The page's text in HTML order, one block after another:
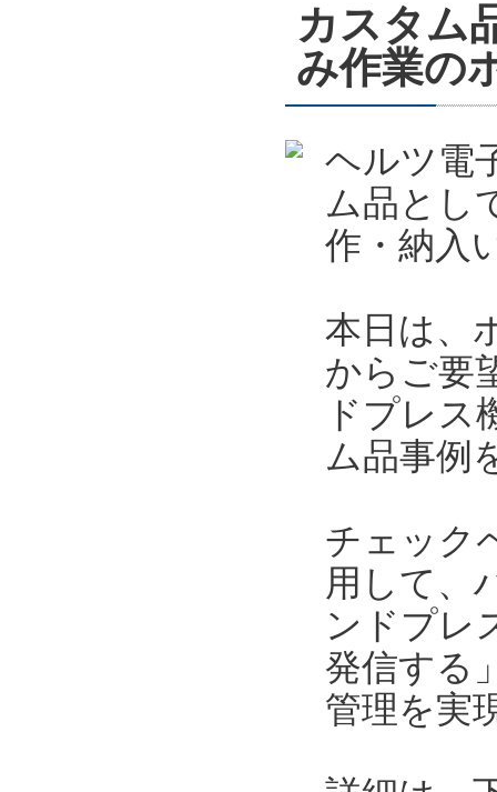
カスタム
み作業の
ヘルツ電
ム品とし
作・納入
本日は、
からご要
ドプレス
ム品事例
チェック
用して、
ンドプレ
発信する
管理を実